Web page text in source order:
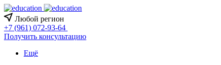
Любой регион
+7 (961) 072-93-64
Получить консультацию
Ещё